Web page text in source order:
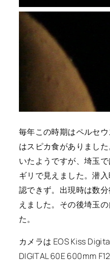
毎年この時期はペルセ
はスピカ食がありまし
いたようですが、埼玉
ギリで見えました。潜
認できず。出現時は数
えました。その後埼玉
た。
カメラは EOS Kiss
DIGITAL 60E 600mm